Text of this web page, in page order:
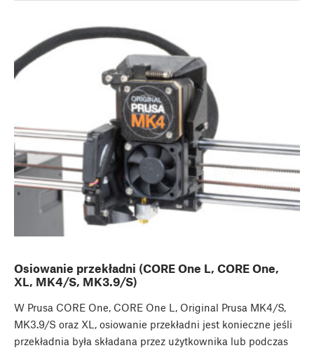
Osiowanie przekładni (CORE One L, CORE One,
XL, MK4/S, MK3.9/S)
W Prusa CORE One, CORE One L, Original Prusa MK4/S,
MK3.9/S oraz XL, osiowanie przekładni jest konieczne jeśli
przekładnia była składana przez użytkownika lub podczas